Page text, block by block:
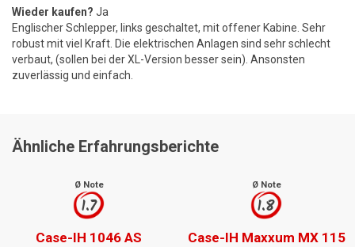
Wieder kaufen? Ja
Englischer Schlepper, links geschaltet, mit offener Kabine. Sehr
robust mit viel Kraft. Die elektrischen Anlagen sind sehr schlecht
verbaut, (sollen bei der XL-Version besser sein). Ansonsten
zuverlässig und einfach.
Ähnliche Erfahrungsberichte
Ø Note
1.7
Case-IH 1046 AS
Ø Note
1.8
Case-IH Maxxum MX 115